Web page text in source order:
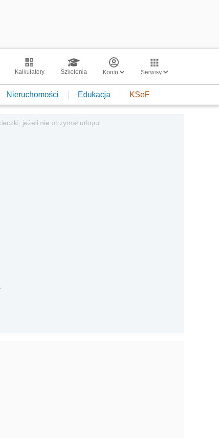
Kalkulatory Szkolenia Konto Serwisy
Nieruchomości Edukacja KSeF
jeżeli nie otrzymał urlopu